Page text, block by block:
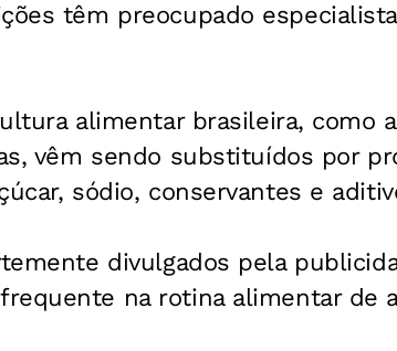
têm preocupado
alimentar brasileira, como
vêm sendo substituídos por
sódio, conservantes e
divulgados pela
na rotina alimentar de